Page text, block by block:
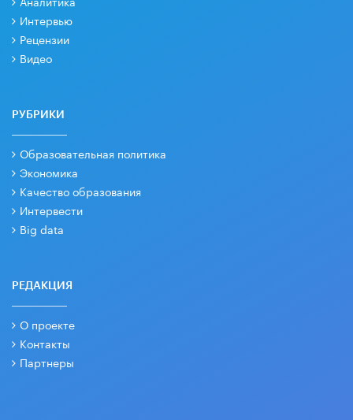
Интервью
Рецензии
Видео
РУБРИКИ
Образовательная политика
Экономика
Качество образования
Интервести
Big data
РЕДАКЦИЯ
О проекте
Контакты
Партнеры